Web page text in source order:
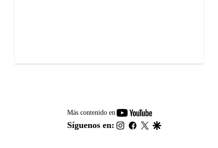
Más contenido en
youtube-
footer
Síguenos en: instagram
facebook
twitter